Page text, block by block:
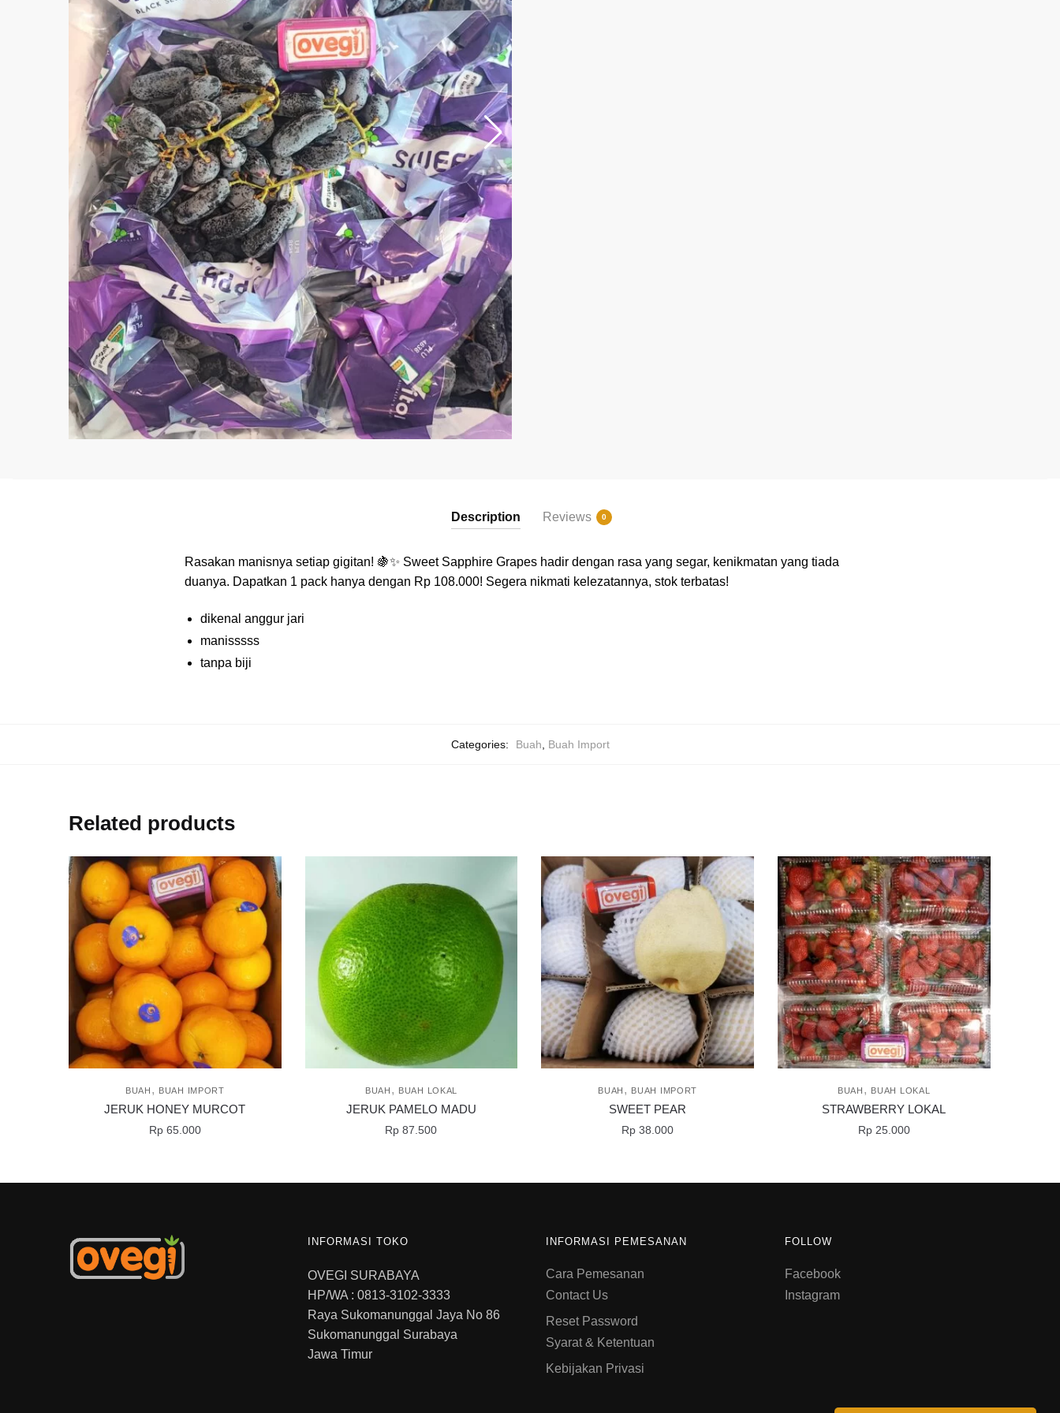
Description Reviews 0
Rasakan manisnya setiap gigitan! 🍇✨ Sweet Sapphire Grapes hadir dengan rasa yang segar, kenikmatan yang tiada
duanya. Dapatkan 1 pack hanya dengan Rp 108.000! Segera nikmati kelezatannya, stok terbatas!
dikenal anggur jari
manisssss
tanpa biji
Categories: Buah Buah Import
Related products
BUAH , BUAH IMPORT
JERUK HONEY MURCOT
Rp65.000
BUAH , BUAH LOKAL
JERUK PAMELO MADU
Rp 87.500
BUAH , BUAH IMPORT
SWEET PEAR
Rp 38.000
BUAH , BUAH LOKAL
STRAWBERRY LOKAL
Rp25.000
INFORMASI TOKO
OVEGI SURABAYA
HP/WA : 0813-3102-3333
Raya Sukomanunggal Jaya No 86
Sukomanunggal Surabaya
Jawa Timur
INFORMASI PEMESANAN
Cara Pemesanan
Contact Us
Reset Password
Syarat & Ketentuan
Kebijakan Privasi
FOLLOW
Facebook
Instagram